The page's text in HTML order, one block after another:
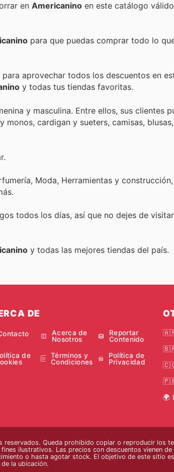
y oportunidades para ahorrar en Americanino en este catálogo
para que puedas comprar todo lo
aprovechar todos los descuentos en
y todas tus tiendas favoritas.
y masculina. Entre ellos, sus clientes
cardigan y sueters, camisas, blusas,
Moda, Herramientas y
todos los días, así que no dejes de visitar
y todas las mejores tiendas del país.
DE
Acerca de
Nosotros
Reportar
Contenido
de
Términos y
Condiciones
Política de
Privacidad
🇨🇴
🌍
Queda prohibido copiar o reproducir los
ilustrativos. Las precios con descuentos vienen
o hasta agotar stock. El objetivo de este sitio
la ubicación.